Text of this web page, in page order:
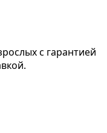
с гарантией